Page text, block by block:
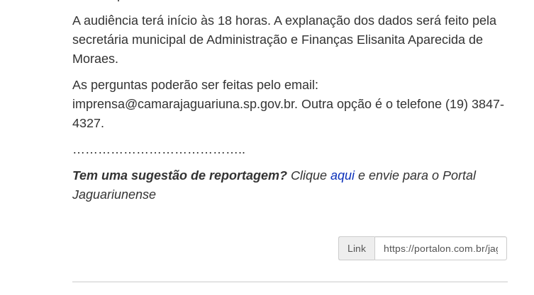
A audiência terá início às 18 horas. A explanação dos dados será feito pela
secretária municipal de Administração e Finanças Elisanita Aparecida de
Moraes.
As perguntas poderão ser feitas pelo email:
imprensa@camarajaguariuna.sp.gov.br. Outra opção é o telefone (19) 3847-
4327.
…………………………………..
Tem uma sugestão de reportagem? Clique aqui e envie para o Portal
Jaguariunense
Link